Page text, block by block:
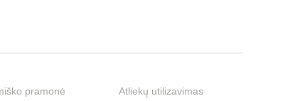
pramonė Atliekų utilizavimas